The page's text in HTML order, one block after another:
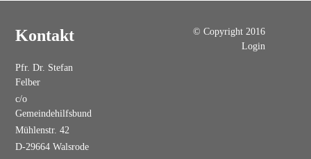
Kontakt
Pfr. Dr. Stefan
Felber
c/o
Gemeindehilfsbund
Mühlenstr. 42
D-29664 Walsrode
© Copyright 2016
Login